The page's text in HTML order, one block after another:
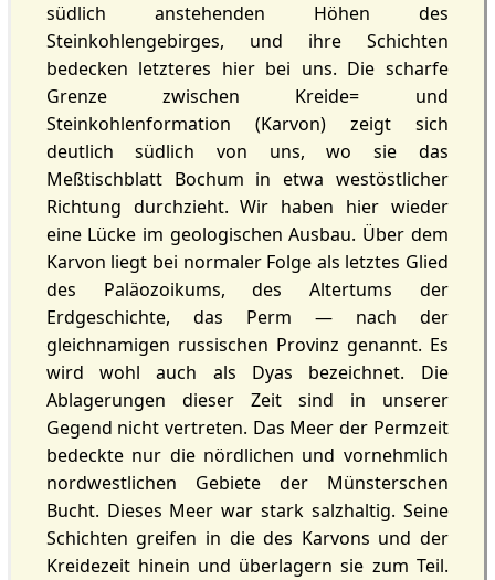
südlich anstehenden Höhen des
Steinkohlengebirges, und ihre Schichten
bedecken letzteres hier bei uns. Die scharfe
Grenze zwischen Kreide= und
Steinkohlenformation (Karvon) zeigt sich
deutlich südlich von uns, wo sie das
Meßtischblatt Bochum in etwa westöstlicher
Richtung durchzieht. Wir haben hier wieder
eine Lücke im geologischen Ausbau. Über dem
Karvon liegt bei normaler Folge als letztes Glied
des Paläozoikums, des Altertums der
Erdgeschichte, das Perm — nach der
gleichnamigen russischen Provinz genannt. Es
wird wohl auch als Dyas bezeichnet. Die
Ablagerungen dieser Zeit sind in unserer
Gegend nicht vertreten. Das Meer der Permzeit
bedeckte nur die nördlichen und vornehmlich
nordwestlichen Gebiete der Münsterschen
Bucht. Dieses Meer war stark salzhaltig. Seine
Schichten greifen in die des Karvons und der
Kreidezeit hinein und überlagern sie zum Teil.